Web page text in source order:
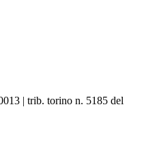
| trib. torino n. 5185 del